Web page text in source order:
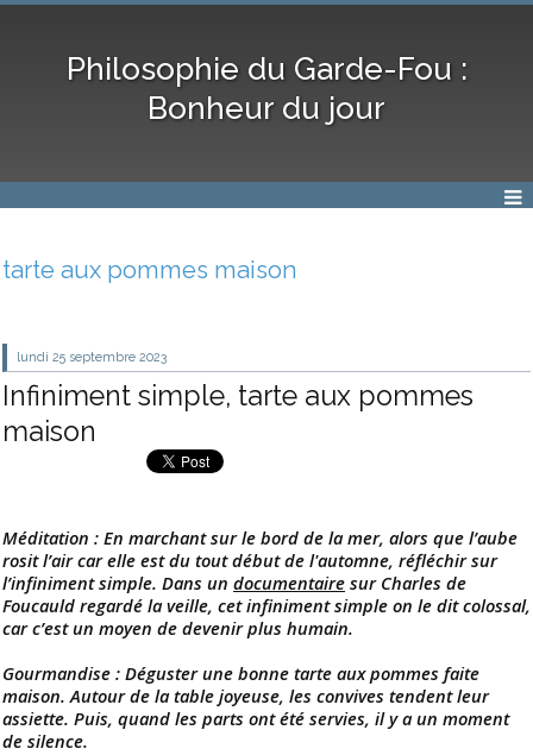
Philosophie du Garde-Fou :
Bonheur du jour
tarte aux pommes maison
lundi 25 septembre 2023
Infiniment simple, tarte aux pommes
maison
Méditation : En marchant sur le bord de la mer, alors que l’aube
rosit l’air car elle est du tout début de l'automne, réfléchir sur
l’infiniment simple. Dans un documentaire sur Charles de
Foucauld regardé la veille, cet infiniment simple on le dit colossal,
car c’est un moyen de devenir plus humain.
Gourmandise : Déguster une bonne tarte aux pommes faite
maison. Autour de la table joyeuse, les convives tendent leur
assiette. Puis, quand les parts ont été servies, il y a un moment
de silence.